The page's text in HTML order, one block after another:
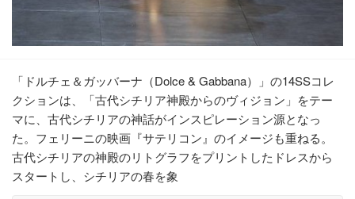
「ドルチェ＆ガッバーナ（Dolce & Gabbana）」の14SSコレ
クションは、「古代シチリア神殿からのヴィジョン」をテー
マに、古代シチリアの神話がインスピレーション源となっ
た。フェリーニの映画『サテリコン』のイメージも重ねる。
古代シチリアの神殿のリトグラフをプリントしたドレスから
スタートし、シチリアの春を象